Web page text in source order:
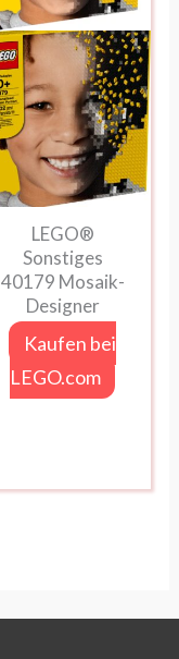
LEGO®
Sonstiges
40179 Mosaik-
Designer
Kaufen bei
LEGO.com